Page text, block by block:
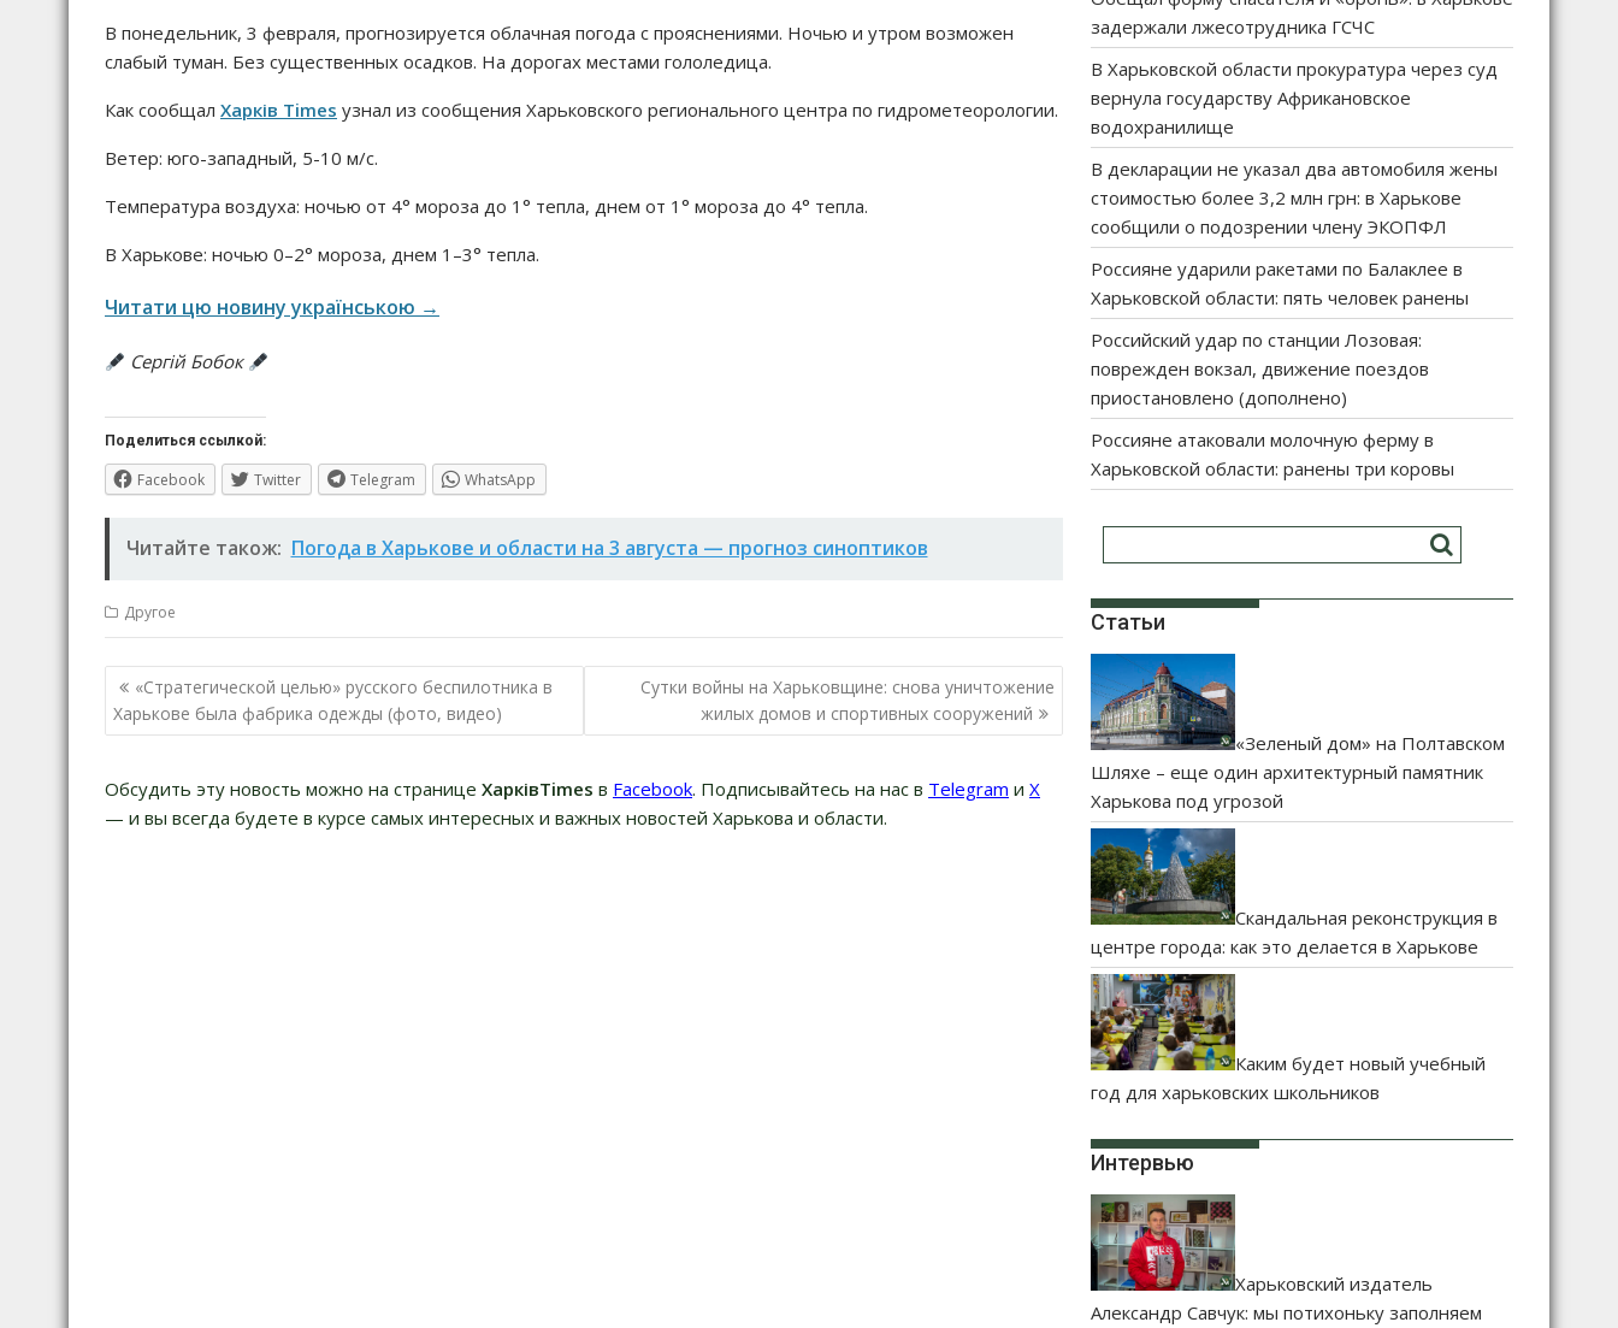
В понедельник, 3 февраля, прогнозируется облачная погода с прояснениями. Ночью и утром возможен
слабый туман. Без существенных осадков. На дорогах местами гололедица.
Как сообщал Харків Times узнал из сообщения Харьковского регионального центра по гидрометеорологии.
Ветер: юго-западный, 5-10 м/с.
Температура воздуха: ночью от 4° мороза до 1° тепла, днем от 1° мороза до 4° тепла.
В Харькове: ночью 0–2° мороза, днем 1–3° тепла.
Читати цю новину українською →
Сергій Бобок
Поделиться ссылкой:
Facebook Twitter Telegram WhatsApp
Читайте також: Погода в Харькове и области на 3 августа — прогноз синоптиков
Другое
Навигация
по
записям
«Стратегической целью» русского беспилотника в
Харькове была фабрика одежды (фото, видео)
Сутки войны на Харьковщине: снова уничтожение
жилых домов и спортивных сооружений
Обсудить эту новость можно на странице ХарківTimes в Facebook. Подписывайтесь на нас в Telegram и Х
— и вы всегда будете в курсе самых интересных и важных новостей Харькова и области.
задержали лжесотрудника ГСЧС
В Харьковской области прокуратура через суд
вернула государству Африкановское
водохранилище
В декларации не указал два автомобиля жены
стоимостью более 3,2 млн грн: в Харькове
сообщили о подозрении члену ЭКОПФЛ
Россияне ударили ракетами по Балаклее в
Харьковской области: пять человек ранены
Российский удар по станции Лозовая:
поврежден вокзал, движение поездов
приостановлено (дополнено)
Россияне атаковали молочную ферму в
Харьковской области: ранены три коровы
Статьи
«Зеленый дом» на Полтавском
Шляхе – еще один архитектурный памятник
Харькова под угрозой
Скандальная реконструкция в
центре города: как это делается в Харькове
Каким будет новый учебный
год для харьковских школьников
Интервью
Харьковский издатель
Александр Савчук: мы потихоньку заполняем